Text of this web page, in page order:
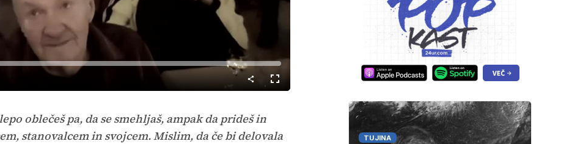
Predvajaj
Celozaslonski
način
oblečeš pa, da se smehljaš, ampak da prideš in
stanovalcem in svojcem. Mislim, da če bi delovala
TUJINA